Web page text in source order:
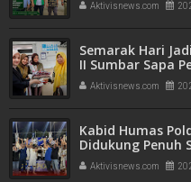
Aktivisnews.com
Semarak Hari
II Sumbar Sapa
Apresiasi di
Aktivisnews.com
Kabid Humas
Didukung Penuh
dan Kamtibmas
Aktivisnews.com